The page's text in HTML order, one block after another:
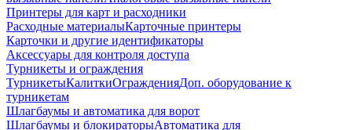
Принтеры для карт и расходники
Расходные материалыКарточные принтеры
Карточки и другие идентификаторы
Аксессуары для контроля доступа
Турникеты и ограждения
ТурникетыКалиткиОгражденияДоп. оборудование к
турникетам
Шлагбаумы и автоматика для ворот
Шлагбаумы и блокираторыАвтоматика для